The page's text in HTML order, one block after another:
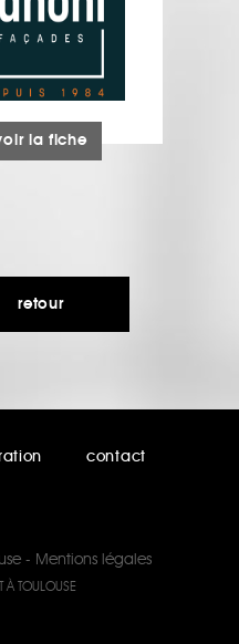
la fiche
retour
contact
- Mentions légales
À TOULOUSE